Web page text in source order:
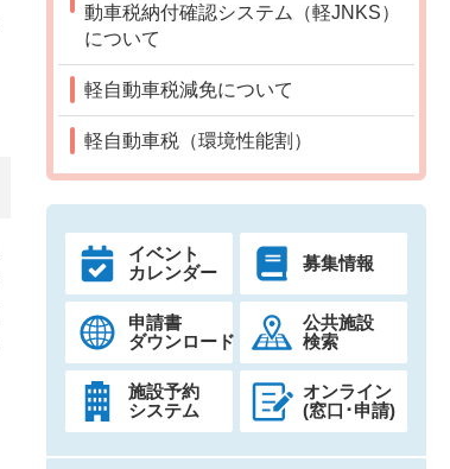
動車税納付確認システム（軽JNKS）
について
軽自動車税減免について
軽自動車税（環境性能割）
イベント
カレンダー
募集情報
申請書
ダウンロード
公共施設
検索
施設予約
システム
オンライン
(窓口･申請)